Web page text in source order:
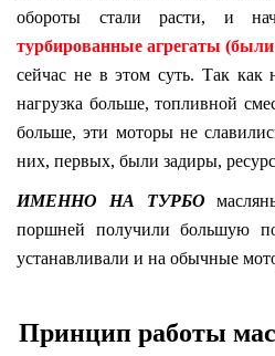
обороты стали расти, и
турбированные агрегаты
сейчас не в этом суть. Так как
нагрузка больше, топливной
больше, эти моторы не
них, первых, были задиры,
ИМЕННО НА ТУРБО
поршней получили большую
устанавливали и на обычные
Принцип работы